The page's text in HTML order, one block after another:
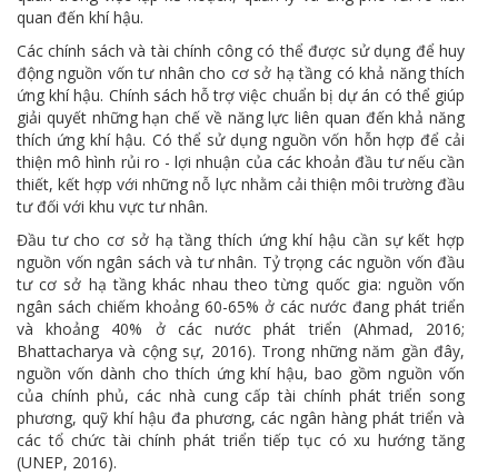
quan đến khí hậu.
Các chính sách và tài chính công có thể được sử dụng để huy
động nguồn vốn tư nhân cho cơ sở hạ tầng có khả năng thích
ứng khí hậu. Chính sách hỗ trợ việc chuẩn bị dự án có thể giúp
giải quyết những hạn chế về năng lực liên quan đến khả năng
thích ứng khí hậu. Có thể sử dụng nguồn vốn hỗn hợp để cải
thiện mô hình rủi ro - lợi nhuận của các khoản đầu tư nếu cần
thiết, kết hợp với những nỗ lực nhằm cải thiện môi trường đầu
tư đối với khu vực tư nhân.
Đầu tư cho cơ sở hạ tầng thích ứng khí hậu cần sự kết hợp
nguồn vốn ngân sách và tư nhân. Tỷ trọng các nguồn vốn đầu
tư cơ sở hạ tầng khác nhau theo từng quốc gia: nguồn vốn
ngân sách chiếm khoảng 60-65% ở các nước đang phát triển
và khoảng 40% ở các nước phát triển (Ahmad, 2016;
Bhattacharya và cộng sự, 2016). Trong những năm gần đây,
nguồn vốn dành cho thích ứng khí hậu, bao gồm nguồn vốn
của chính phủ, các nhà cung cấp tài chính phát triển song
phương, quỹ khí hậu đa phương, các ngân hàng phát triển và
các tổ chức tài chính phát triển tiếp tục có xu hướng tăng
(UNEP, 2016).